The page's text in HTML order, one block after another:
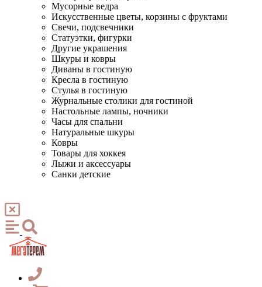
Мусорные ведра
Искусственные цветы, корзины с фруктами
Свечи, подсвечники
Статуэтки, фигурки
Другие украшения
Шкуры и ковры
Диваны в гостиную
Кресла в гостиную
Стулья в гостиную
Журнальные столики для гостиной
Настольные лампы, ночники
Часы для спальни
Натуральные шкуры
Ковры
Товары для хоккея
Лыжи и аксессуары
Санки детские